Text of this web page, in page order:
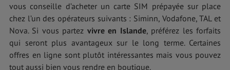
vous conseille d’acheter un carte SIM prépayée sur place
chez l’un des opérateurs suivants : Siminn, Vodafone, TAL et
Nova. Si vous partez vivre en Islande, préférez les forfaits
qui seront plus avantageux sur le long terme. Certaines
offres en ligne sont plutôt intéressantes mais vous pouvez
tout aussi bien vous rendre en boutique.